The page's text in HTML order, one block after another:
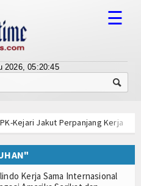
☰
2026,05:20:45
Jakut Perpanjang Kerja Sama
Nyawa
Kemas Ekspor
Kerja Sama Internasional